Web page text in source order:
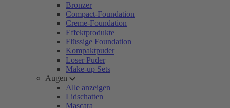
Bronzer
Compact-Foundation
Creme-Foundation
Effektprodukte
Flüssige Foundation
Kompaktpuder
Loser Puder
Make-up Sets
Augen
Alle anzeigen
Lidschatten
Mascara